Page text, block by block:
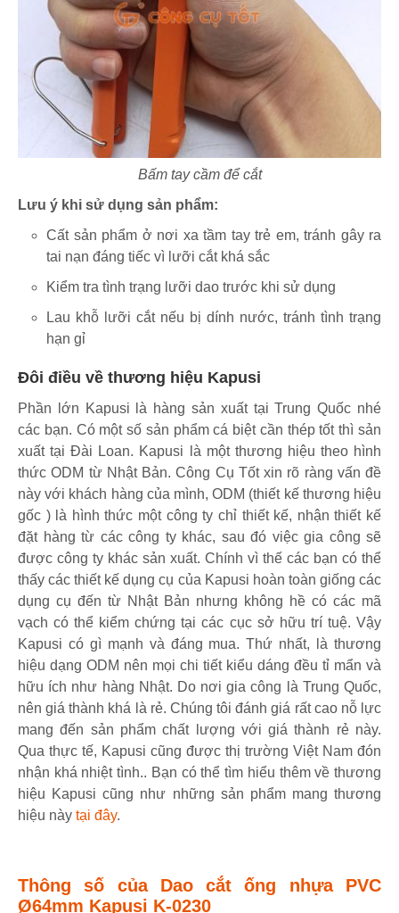
Bấm tay cầm để cắt
Lưu ý khi sử dụng sản phẩm:
Cất sản phẩm ở nơi xa tầm tay trẻ em, tránh gây ra
tai nạn đáng tiếc vì lưỡi cắt khá sắc
Kiểm tra tình trạng lưỡi dao trước khi sử dụng
Lau khỗ lưỡi cắt nếu bị dính nước, tránh tình trạng
hạn gỉ
Đôi điều về thương hiệu Kapusi
Phần lớn Kapusi là hàng sản xuất tại Trung Quốc nhé
các bạn. Có một số sản phẩm cá biệt cần thép tốt thì sản
xuất tại Đài Loan. Kapusi là một thương hiệu theo hình
thức ODM từ Nhật Bản. Công Cụ Tốt xin rõ ràng vấn đề
này với khách hàng của mình, ODM (thiết kế thương hiệu
gốc ) là hình thức một công ty chỉ thiết kế, nhận thiết kế
đặt hàng từ các công ty khác, sau đó việc gia công sẽ
được công ty khác sản xuất. Chính vì thế các bạn có thể
thấy các thiết kế dụng cụ của Kapusi hoàn toàn giống các
dụng cụ đến từ Nhật Bản nhưng không hề có các mã
vạch có thể kiểm chứng tại các cục sở hữu trí tuệ. Vậy
Kapusi có gì mạnh và đáng mua. Thứ nhất, là thương
hiệu dạng ODM nên mọi chi tiết kiểu dáng đều tỉ mẩn và
hữu ích như hàng Nhật. Do nơi gia công là Trung Quốc,
nên giá thành khá là rẻ. Chúng tôi đánh giá rất cao nỗ lực
mang đến sản phẩm chất lượng với giá thành rẻ này.
Qua thực tế, Kapusi cũng được thị trường Việt Nam đón
nhận khá nhiệt tình.. Bạn có thể tìm hiểu thêm về thương
hiệu Kapusi cũng như những sản phẩm mang thương
hiệu này tại đây.
Thông số của Dao cắt ống nhựa PVC
Ø64mm Kapusi K-0230